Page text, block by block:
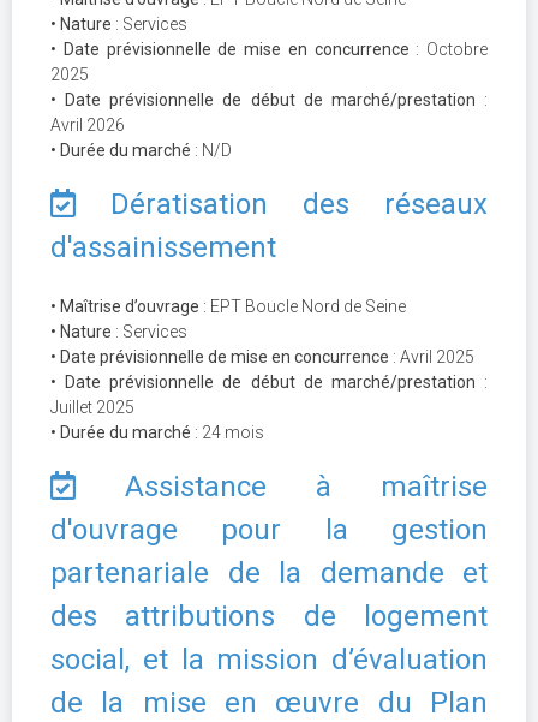
• Nature : Services
• Date prévisionnelle de mise en concurrence : Octobre
2025
• Date prévisionnelle de début de marché/prestation :
Avril 2026
• Durée du marché : N/D
Dératisation des réseaux
d'assainissement
• Maîtrise d’ouvrage : EPT Boucle Nord de Seine
• Nature : Services
• Date prévisionnelle de mise en concurrence : Avril 2025
• Date prévisionnelle de début de marché/prestation :
Juillet 2025
• Durée du marché : 24 mois
Assistance à maîtrise
d'ouvrage pour la gestion
partenariale de la demande et
des attributions de logement
social, et la mission d’évaluation
de la mise en œuvre du Plan